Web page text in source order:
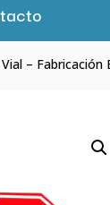
– Fabricación